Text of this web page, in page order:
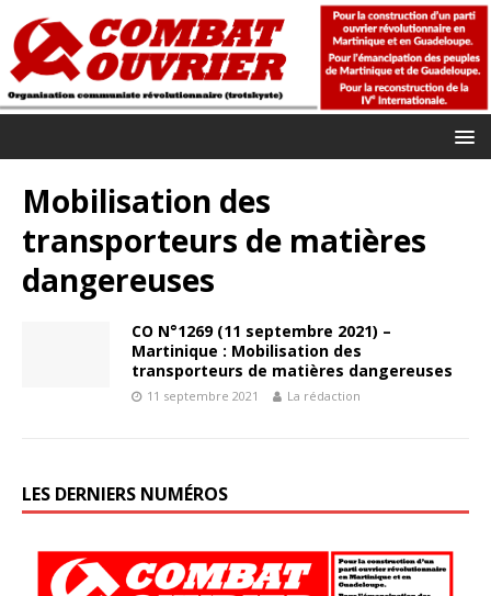
Mobilisation des
transporteurs de matières
dangereuses
CO N°1269 (11 septembre 2021) –
Martinique : Mobilisation des
transporteurs de matières dangereuses
11 septembre 2021 La rédaction
LES DERNIERS NUMÉROS